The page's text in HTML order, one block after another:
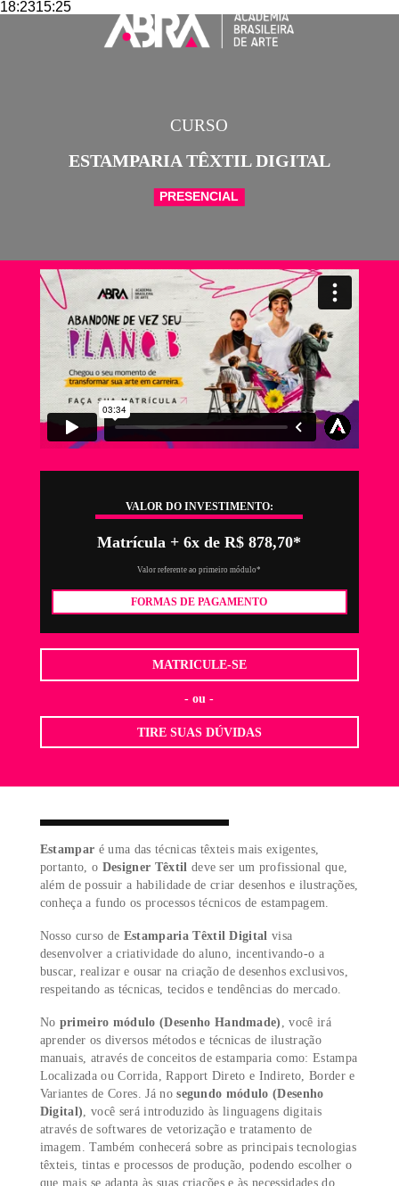
18:2315:25
CURSO
ESTAMPARIA TÊXTIL DIGITAL
VALOR DO INVESTIMENTO:
Matrícula + 6x de R$ 878,70*
Valor referente ao primeiro módulo*
- ou -
TIRE SUAS DÚVIDAS
Estampar
é uma das técnicas têxteis mais exigentes,
portanto, oDesigner Têxtildeve ser um profissional
além de possuir a habilidade de criar desenhos e
conheça a fundo os processos técnicos de estampagem.
Nosso curso deEstamparia Têxtil Digitalvisa
desenvolver a criatividade do aluno, incentivando-o a
buscar, realizar e ousar na criação de desenhos
respeitando as técnicas, tecidos e tendências do